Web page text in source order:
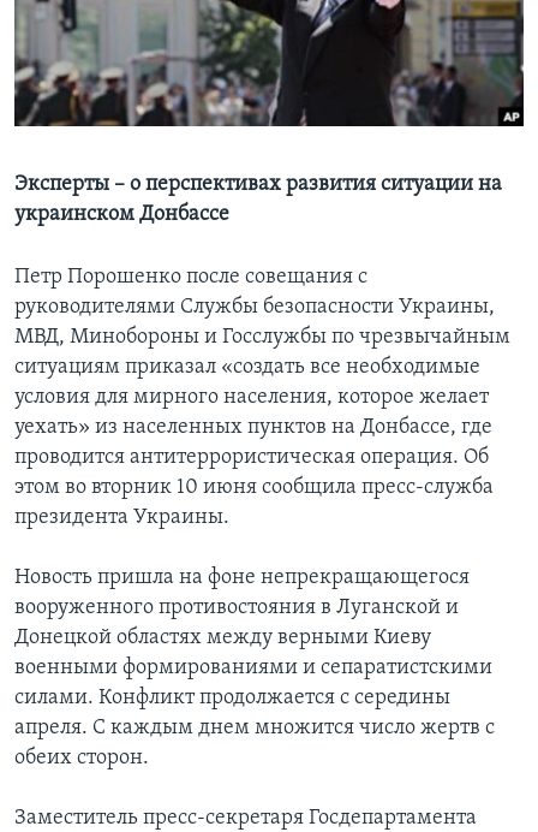
Learning English
СОЦИАЛЬНЫЕ СЕТИ
Языки
Эксперты – о перспективах развития ситуации на
украинском Донбассе
Петр Порошенко после совещания с
руководителями Службы безопасности Украины,
МВД, Минобороны и Госслужбы по чрезвычайным
ситуациям приказал «создать все необходимые
условия для мирного населения, которое желает
уехать» из населенных пунктов на Донбассе, где
проводится антитеррористическая операция. Об
этом во вторник 10 июня сообщила пресс-служба
президента Украины.
Новость пришла на фоне непрекращающегося
вооруженного противостояния в Луганской и
Донецкой областях между верными Киеву
военными формированиями и сепаратистскими
силами. Конфликт продолжается с середины
апреля. С каждым днем множится число жертв с
обеих сторон.
Заместитель пресс-секретаря Госдепартамента